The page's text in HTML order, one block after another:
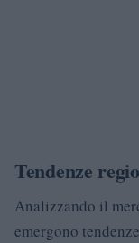
Tendenze
Analizzando il
emergono